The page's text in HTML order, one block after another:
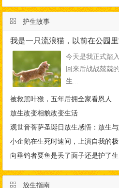
护生故事
我是一只流浪猫，以前在公园里
今天是我正式踏
回来后战战兢兢
生...
被救黑叶猴，五年后拥全家看恩人
放生改变相貌改变生活
观世音菩萨圣诞日放生感悟：放生
小企鹅在生死时速间，上演自我的极
向垂钓者要鱼是丢了面子还是护了生
放生指南